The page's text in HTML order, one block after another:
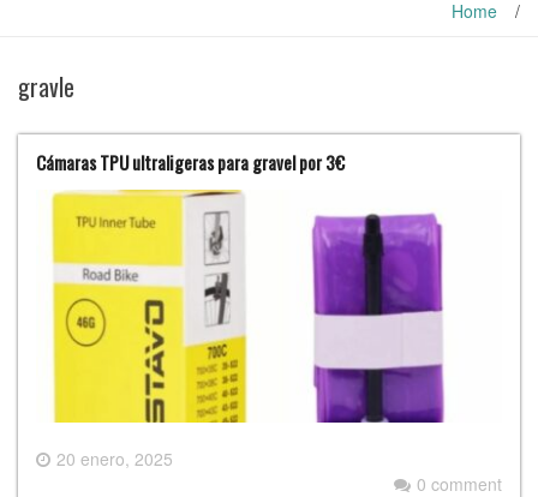
Home /
gravle
Cámaras TPU ultraligeras para gravel por 3€
20 enero, 2025
0 comment